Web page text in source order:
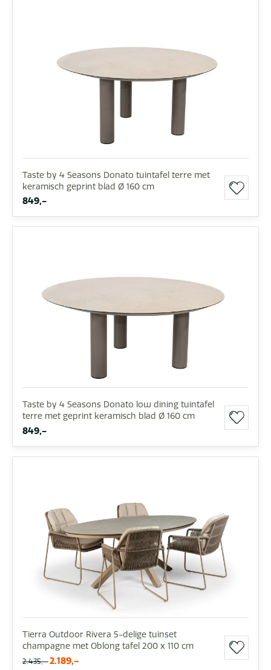
Taste by 4 Seasons Donato tuintafel terre met
keramisch geprint blad Ø 160 cm
849,-
Taste by 4 Seasons Donato low dining tuintafel
terre met geprint keramisch blad Ø 160 cm
849,-
Tierra Outdoor Rivera 5-delige tuinset
champagne met Oblong tafel 200 x 110 cm
2.435,- 2.189,-